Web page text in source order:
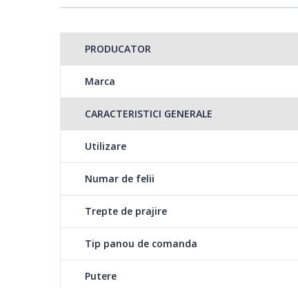
-Functie decongelare;
-Carcasa Cool Touch.
PRODUCATOR
Marca
CARACTERISTICI GENERALE
Utilizare
Numar de felii
Trepte de prajire
Tip panou de comanda
Putere